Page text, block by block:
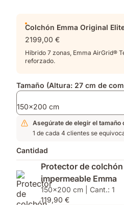
bordes
reforzado.
Colchón Emma Original
2199,00 €
Híbrido 7 zonas, Emma AirGrid®
reforzado.
Tamaño (Altura: 27 cm de
150x200 cm
Asegúrate de elegir el tamaño
1 de cada 4 clientes se
Cantidad
Protector de colchón
impermeable Emma
150x200 cm | Cant.: 1
119,90 €